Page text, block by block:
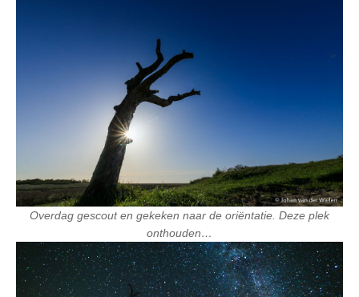
Overdag gescout en gekeken naar de oriëntatie. Deze plek
onthouden…